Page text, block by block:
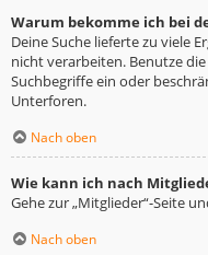
Warum bekomme ich bei
Deine Suche lieferte zu viele
nicht verarbeiten. Benutze
Suchbegriffe ein oder
Unterforen.
Nach oben
Wie kann ich nach
Gehe zur „Mitglieder“-Seite
Nach oben